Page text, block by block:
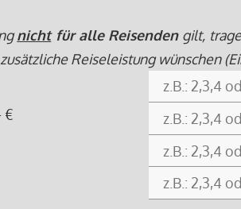
nichtfür alle Reisenden gilt,
Reiseleistung wünschen
€